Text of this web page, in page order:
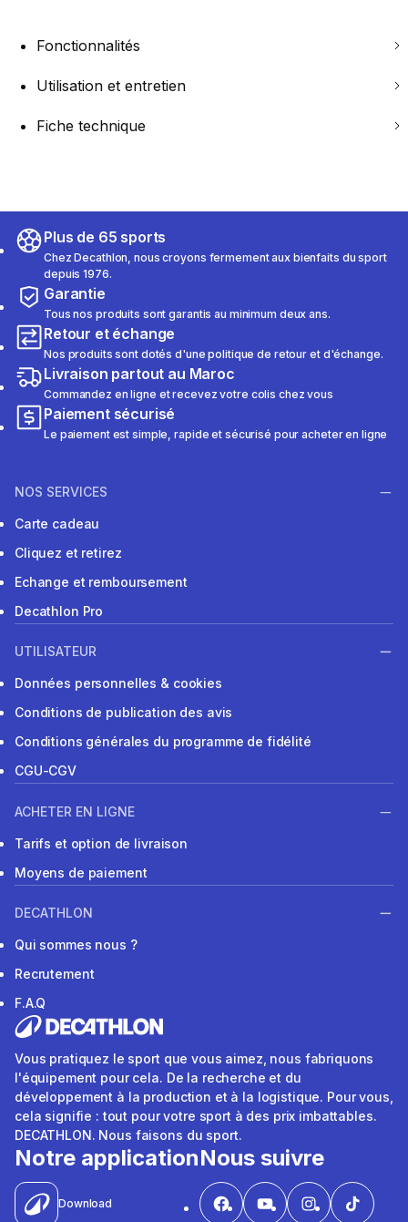
Fonctionnalités
Utilisation et entretien
Fiche technique
Plus de 65 sports
Chez Decathlon, nous croyons fermement aux bienfaits du sport
depuis 1976.
Garantie
Tous nos produits sont garantis au minimum deux ans.
Retour et échange
Nos produits sont dotés d'une politique de retour et d'échange.
Livraison partout au Maroc
Commandez en ligne et recevez votre colis chez vous
Paiement sécurisé
Le paiement est simple, rapide et sécurisé pour acheter en ligne
NOS SERVICES
Carte cadeau
Cliquez et retirez
Echange et remboursement
Decathlon Pro
UTILISATEUR
Données personnelles & cookies
Conditions de publication des avis
Conditions générales du programme de fidélité
CGU-CGV
ACHETER EN LIGNE
Tarifs et option de livraison
Moyens de paiement
DECATHLON
Qui sommes nous ?
Recrutement
F.A.Q
Vous pratiquez le sport que vous aimez, nous fabriquons
l'équipement pour cela. De la recherche et du
développement à la production et à la logistique. Pour vous,
cela signifie : tout pour votre sport à des prix imbattables.
DECATHLON. Nous faisons du sport.
Notre application
Download
Nous suivre